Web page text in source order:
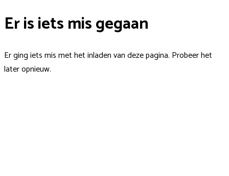
Er is iets mis gegaan
Er ging iets mis met het inladen van deze pagina. Probeer het
later opnieuw.